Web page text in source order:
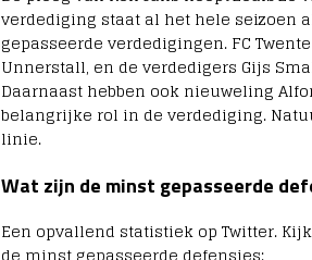
verdediging staat al het hele seizoen
gepasseerde verdedigingen. FC
Unnerstall, en de verdedigers Gijs
Daarnaast hebben ook nieuweling
belangrijke rol in de verdediging.
linie.
Wat zijn de minst gepasseerde
Een opvallend statistiek op Twitter.